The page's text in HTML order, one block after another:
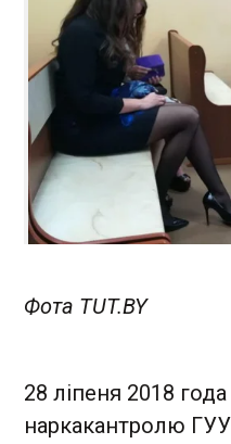
Фота TUT.BY
28 ліпеня 2018
наркакантролю